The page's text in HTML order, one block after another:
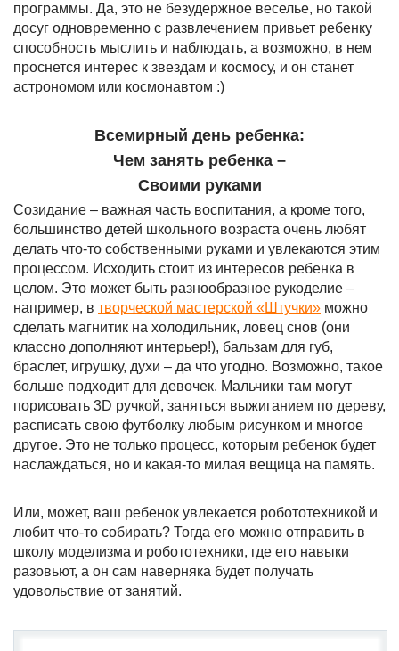
программы. Да, это не безудержное веселье, но такой
досуг одновременно с развлечением привьет ребенку
способность мыслить и наблюдать, а возможно, в нем
проснется интерес к звездам и космосу, и он станет
астрономом или космонавтом :)
Всемирный день ребенка:
Чем занять ребенка –
Своими руками
Созидание – важная часть воспитания, а кроме того,
большинство детей школьного возраста очень любят
делать что-то собственными руками и увлекаются этим
процессом. Исходить стоит из интересов ребенка в
целом. Это может быть разнообразное рукоделие –
например, в творческой мастерской «Штучки» можно
сделать магнитик на холодильник, ловец снов (они
классно дополняют интерьер!), бальзам для губ,
браслет, игрушку, духи – да что угодно. Возможно, такое
больше подходит для девочек. Мальчики там могут
порисовать 3D ручкой, заняться выжиганием по дереву,
расписать свою футболку любым рисунком и многое
другое. Это не только процесс, которым ребенок будет
наслаждаться, но и какая-то милая вещица на память.
Или, может, ваш ребенок увлекается робототехникой и
любит что-то собирать? Тогда его можно отправить в
школу моделизма и робототехники, где его навыки
разовьют, а он сам наверняка будет получать
удовольствие от занятий.